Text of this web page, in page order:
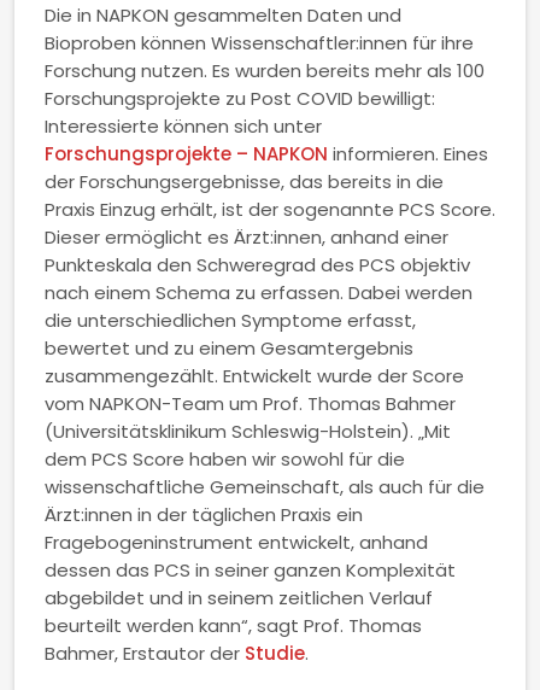
Die in NAPKON gesammelten Daten und
Bioproben können Wissenschaftler:innen für ihre
Forschung nutzen. Es wurden bereits mehr als 100
Forschungsprojekte zu Post COVID bewilligt:
Interessierte können sich unter
Forschungsprojekte – NAPKON informieren. Eines
der Forschungsergebnisse, das bereits in die
Praxis Einzug erhält, ist der sogenannte PCS Score.
Dieser ermöglicht es Ärzt:innen, anhand einer
Punkteskala den Schweregrad des PCS objektiv
nach einem Schema zu erfassen. Dabei werden
die unterschiedlichen Symptome erfasst,
bewertet und zu einem Gesamtergebnis
zusammengezählt. Entwickelt wurde der Score
vom NAPKON-Team um Prof. Thomas Bahmer
(Universitätsklinikum Schleswig-Holstein). „Mit
dem PCS Score haben wir sowohl für die
wissenschaftliche Gemeinschaft, als auch für die
Ärzt:innen in der täglichen Praxis ein
Fragebogeninstrument entwickelt, anhand
dessen das PCS in seiner ganzen Komplexität
abgebildet und in seinem zeitlichen Verlauf
beurteilt werden kann“, sagt Prof. Thomas
Bahmer, Erstautor der Studie.